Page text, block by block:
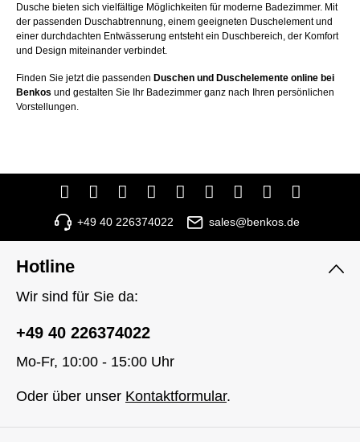
Dusche bieten sich vielfältige Möglichkeiten für moderne Badezimmer. Mit
der passenden Duschabtrennung, einem geeigneten Duschelement und
einer durchdachten Entwässerung entsteht ein Duschbereich, der Komfort
und Design miteinander verbindet.
Finden Sie jetzt die passenden Duschen und Duschelemente online bei
Benkos und gestalten Sie Ihr Badezimmer ganz nach Ihren persönlichen
Vorstellungen.
+49 40 226374022 sales@benkos.de
Hotline
Wir sind für Sie da:
+49 40 226374022
Mo-Fr, 10:00 - 15:00 Uhr
Oder über unser Kontaktformular.